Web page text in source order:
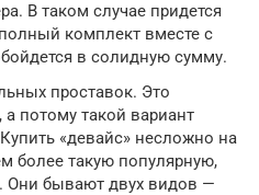
В таком случае придется
комплект вместе с
в солидную сумму.
проставок. Это
потому такой вариант
«девайс» несложно на
более такую популярную,
Они бывают двух видов —